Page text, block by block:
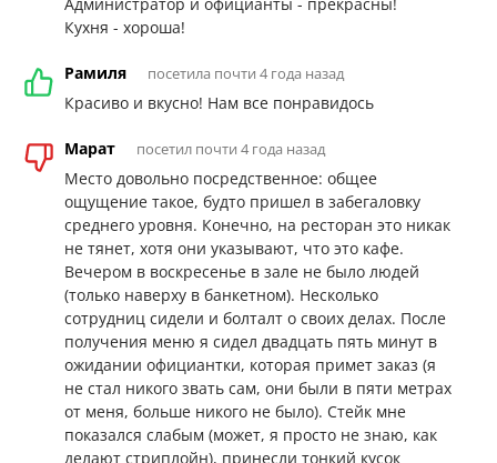
Кухня - хороша!
Рамиля посетила почти 4 года назад
Красиво и вкусно! Нам все понравидось
Марат посетил почти 4 года назад
Место довольно посредственное: общее
ощущение такое, будто пришел в забегаловку
среднего уровня. Конечно, на ресторан это никак
не тянет, хотя они указывают, что это кафе.
Вечером в воскресенье в зале не было людей
(только наверху в банкетном). Несколько
сотрудниц сидели и болталт о своих делах. После
получения меню я сидел двадцать пять минут в
ожидании официантки, которая примет заказ (я
не стал никого звать сам, они были в пяти метрах
от меня, больше никого не было). Стейк мне
показался слабым (может, я просто не знаю, как
делают стриплойн), принесли тонкий кусок